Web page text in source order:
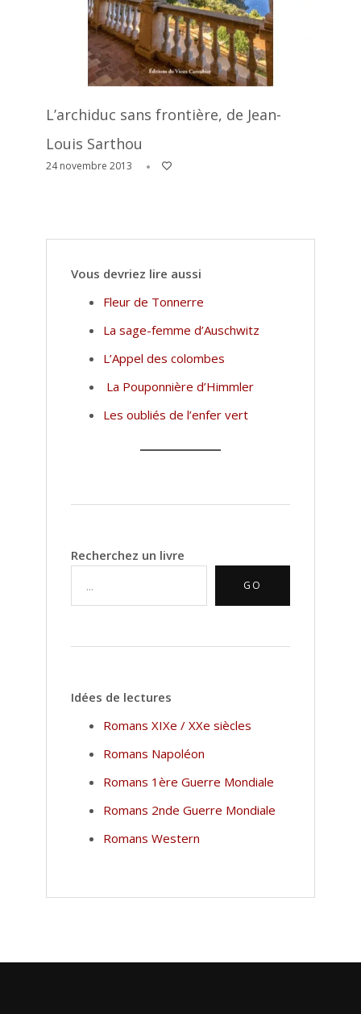
L’archiduc sans frontière, de Jean-
Louis Sarthou
24 novembre 2013
Vous devriez lire aussi
Fleur de Tonnerre
La sage-femme d’Auschwitz
L’Appel des colombes
La Pouponnière d’Himmler
Les oubliés de l’enfer vert
Recherchez un livre
GO
Idées de lectures
Romans XIXe / XXe siècles
Romans Napoléon
Romans 1ère Guerre Mondiale
Romans 2nde Guerre Mondiale
Romans Western